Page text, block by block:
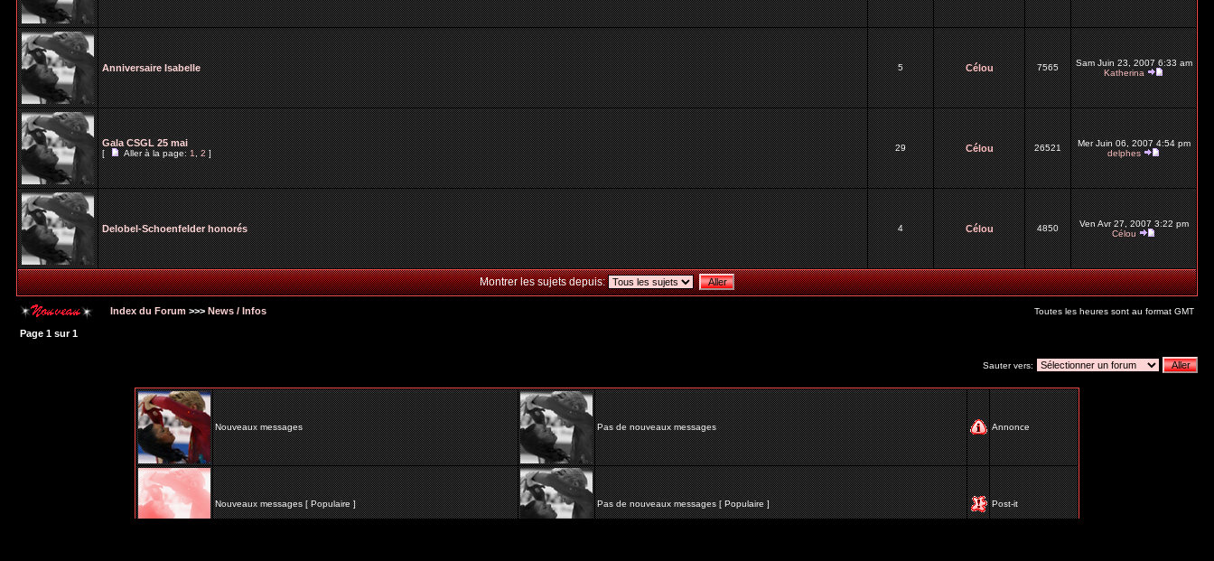
Anniversaire Isabelle 5 Célou 7565
Sam Juin 23, 2007 6:33 am
Katherina
Gala CSGL 25 mai
[ Aller à la page:1,2]
29 Célou 26521
Mer Juin 06, 2007 4:54 pm
delphes
Delobel-Schoenfelder honorés 4 Célou 4850
Ven Avr 27, 2007 3:22 pm
Célou
Montrer les sujets depuis:
Index du Forum >>> News / Infos Toutes les heures sont au format GMT
Page 1 sur1
Sauter vers:
Nouveaux messages Pas de nouveaux messages Annonce
Nouveaux messages [ Populaire ] Pas de nouveaux messages [ Populaire ] Post-it